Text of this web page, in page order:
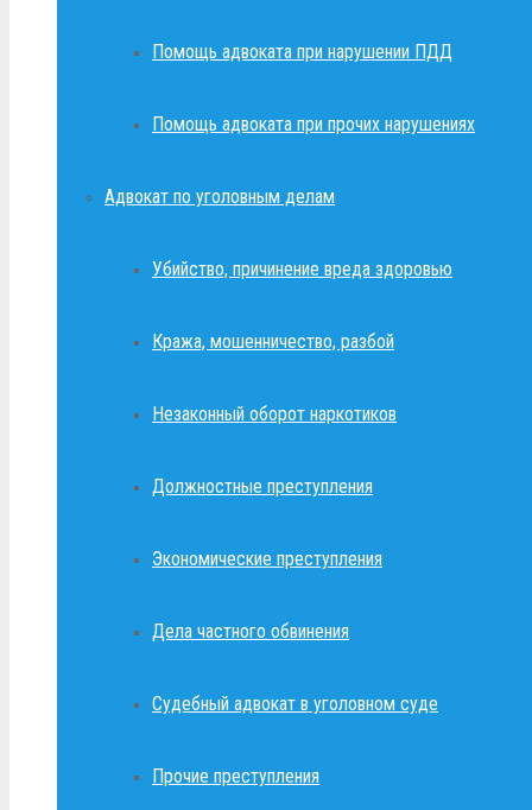
Помощь адвоката при нарушении ПДД
Помощь адвоката при прочих нарушениях
Адвокат по уголовным делам
Убийство, причинение вреда здоровью
Кража, мошенничество, разбой
Незаконный оборот наркотиков
Должностные преступления
Экономические преступления
Дела частного обвинения
Судебный адвокат в уголовном суде
Прочие преступления